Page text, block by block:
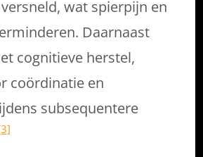
wat spierpijn en
Daarnaast
cognitieve herstel,
coördinatie en
subsequentere